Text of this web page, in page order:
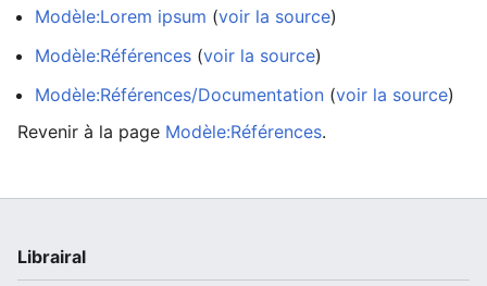
Modèle:Lorem ipsum (voir la source)
Modèle:Références (voir la source)
Modèle:Références/Documentation (voir la source)
Revenir à la page Modèle:Références.
Librairal